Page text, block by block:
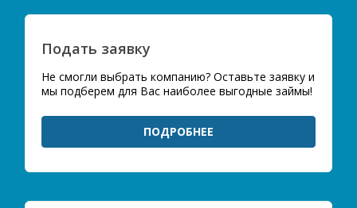
Подать заявку
Не смогли выбрать компанию? Оставьте заявку и
мы подберем для Вас наиболее выгодные займы!
ПОДРОБНЕЕ